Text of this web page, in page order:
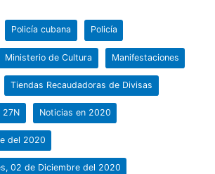
Policía cubana Policía
Ministerio de Cultura Manifestaciones
Tiendas Recaudadoras de Divisas
27N Noticias en 2020
del 2020
02 de Diciembre del 2020